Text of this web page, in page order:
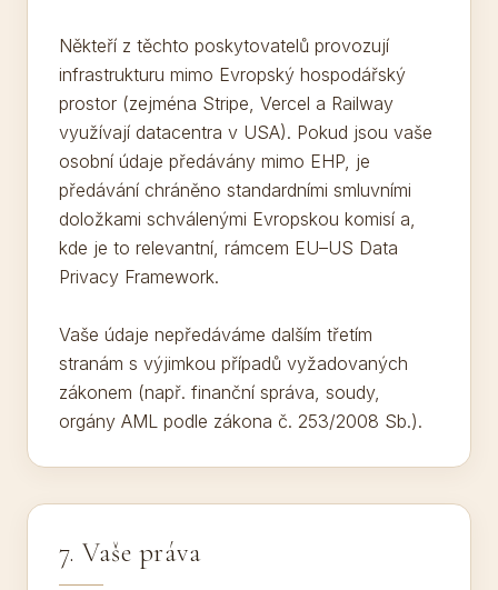
Někteří z těchto poskytovatelů provozují
infrastrukturu mimo Evropský hospodářský
prostor (zejména Stripe, Vercel a Railway
využívají datacentra v USA). Pokud jsou vaše
osobní údaje předávány mimo EHP, je
předávání chráněno standardními smluvními
doložkami schválenými Evropskou komisí a,
kde je to relevantní, rámcem EU–US Data
Privacy Framework.
Vaše údaje nepředáváme dalším třetím
stranám s výjimkou případů vyžadovaných
zákonem (např. finanční správa, soudy,
orgány AML podle zákona č. 253/2008 Sb.).
7. Vaše práva